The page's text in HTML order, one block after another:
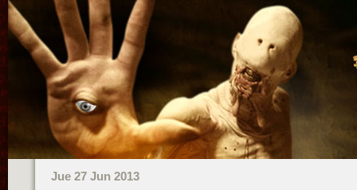
Jue 27 Jun 2013